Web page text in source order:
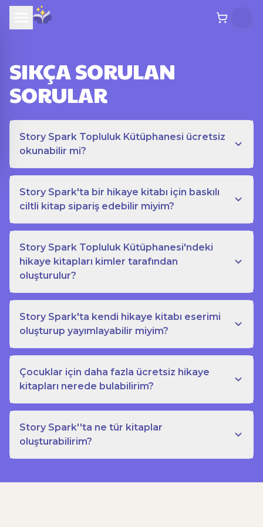
SIKÇA SORULAN
SORULAR
Story Spark Topluluk Kütüphanesi ücretsiz
okunabilir mi?
Story Spark'ta bir hikaye kitabı için baskılı
ciltli kitap sipariş edebilir miyim?
Story Spark Topluluk Kütüphanesi'ndeki
hikaye kitapları kimler tarafından
oluşturulur?
Story Spark'ta kendi hikaye kitabı eserimi
oluşturup yayımlayabilir miyim?
Çocuklar için daha fazla ücretsiz hikaye
kitapları nerede bulabilirim?
Story Spark''ta ne tür kitaplar
oluşturabilirim?